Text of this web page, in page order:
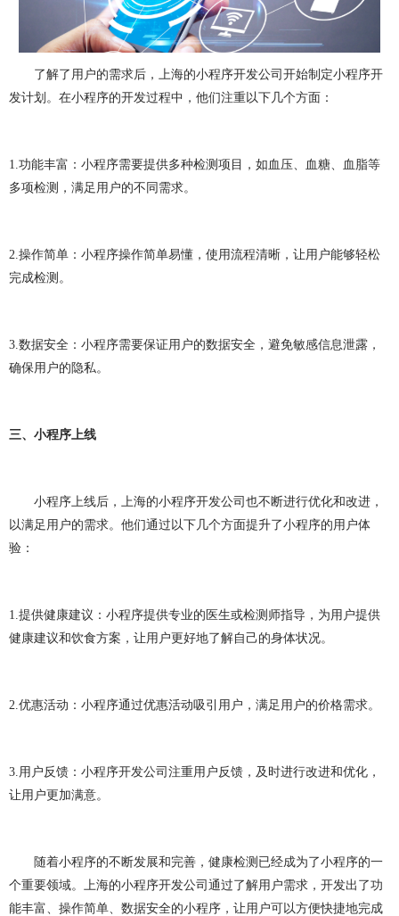
了解了用户的需求后，上海的小程序开发公司开始制定小程序开
发计划。在小程序的开发过程中，他们注重以下几个方面：
1. 功能丰富：小程序需要提供多种检测项目，如血压、血糖、血脂等
多项检测，满足用户的不同需求。
2. 操作简单：小程序操作简单易懂，使用流程清晰，让用户能够轻松
完成检测。
3. 数据安全：小程序需要保证用户的数据安全，避免敏感信息泄露，
确保用户的隐私。
三、小程序上线
小程序上线后，上海的小程序开发公司也不断进行优化和改进，
以满足用户的需求。他们通过以下几个方面提升了小程序的用户体
验：
1. 提供健康建议：小程序提供专业的医生或检测师指导，为用户提供
健康建议和饮食方案，让用户更好地了解自己的身体状况。
2. 优惠活动：小程序通过优惠活动吸引用户，满足用户的价格需求。
3. 用户反馈：小程序开发公司注重用户反馈，及时进行改进和优化，
让用户更加满意。
随着小程序的不断发展和完善，健康检测已经成为了小程序的一
个重要领域。上海的小程序开发公司通过了解用户需求，开发出了功
能丰富、操作简单、数据安全的小程序，让用户可以方便快捷地完成